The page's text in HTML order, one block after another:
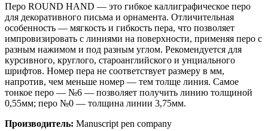
Перо ROUND HAND — это гибкое каллиграфическое перо
для декоративного письма и орнамента. Отличительная
особенность — мягкость и гибкость пера, что позволяет
импровизировать с линиями на поверхности, применяя перо с
разным нажимом и под разным углом. Рекомендуется для
курсивного, круглого, староанглийского и унциального
шрифтов. Номер пера не соответствует размеру в мм,
напротив, чем меньше номер — тем толще линия. Самое
тонкое перо — №6 — позволяет получить линию толщиной
0,55мм; перо №0 — толщина линии 3,75мм.
Производитель: Manuscript pen company